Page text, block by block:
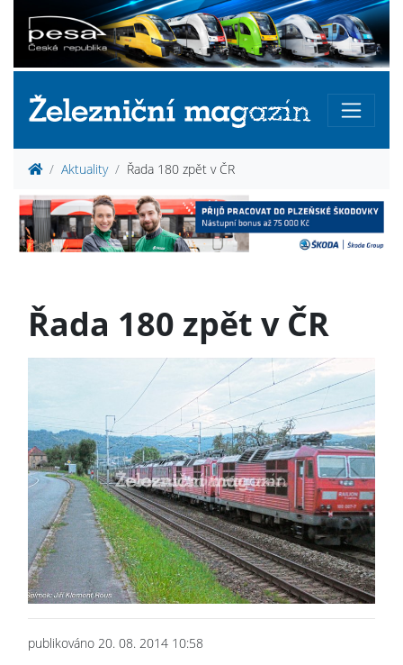
Aktuality Řada 180 zpět v ČR
Řada 180 zpět v ČR
publikováno 20. 08. 2014 10:58